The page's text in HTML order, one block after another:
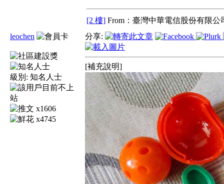
[2 樓] From：臺灣中華電信股份有限公
leochen
級別: 知名人士
x1606
x4745
分享:
[補充說明]